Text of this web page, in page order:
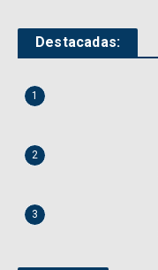
Destacadas:
1
2
3